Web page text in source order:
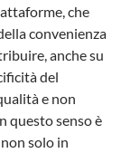
che
convenienza
anche su
del
e non
questo senso è
solo in